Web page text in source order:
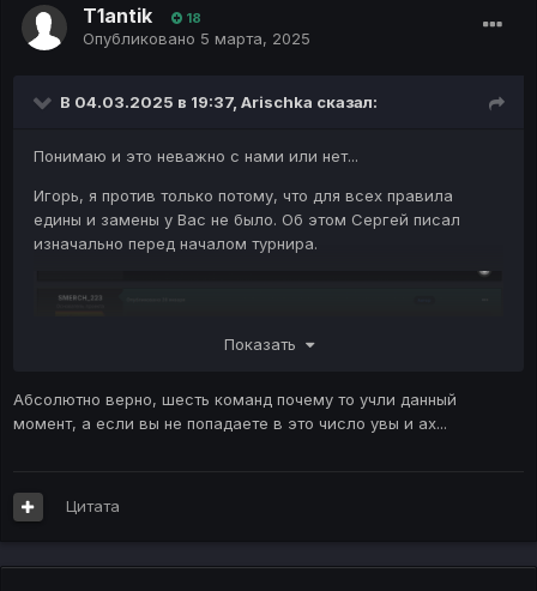
T1antik 18
Опубликовано 5 марта, 2025
В 04.03.2025 в 19:37, Arischka сказал:
Понимаю и это неважно с нами или нет...
Игорь, я против только потому, что для всех правила
едины и замены у Вас не было. Об этом Сергей писал
изначально перед началом турнира.
Показать
Абсолютно верно, шесть команд почему то учли данный
момент, а если вы не попадаете в это число увы и ах...
Цитата